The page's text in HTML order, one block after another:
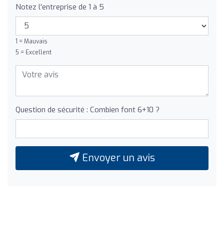
Notez l'entreprise de 1 à 5
1 = Mauvais
5 = Excellent
Question de sécurité : Combien font 6+10 ?
Envoyer un avis